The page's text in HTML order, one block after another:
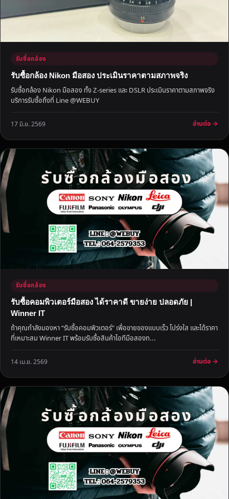
า
ม
เ
ย
รับซื้อกล้อง
รับซื้อกล้อง Nikon มือสอง ประเมินราคาตามสภาพจริง
รับซื้อกล้อง Nikon มือสอง ทั้ง Z-series และ DSLR ประเมินราคาตามสภาพจริง
บริการรับซื้อถึงที่ Line @WEBUY
17 มิ.ย. 2569 อ่านต่อ →
รับซื้อกล้อง
รับซื้อคอมพิวเตอร์มือสอง ได้ราคาดี ขายง่าย ปลอดภัย |
Winner IT
ถ้าคุณกำลังมองหา “รับซื้อคอมพิวเตอร์” เพื่อขายของแบบเร็ว โปร่งใส และได้ราคา
ที่เหมาะสม Winner IT พร้อมรับซื้อสินค้าไอทีมือสองท...
14 เม.ย. 2569 อ่านต่อ →